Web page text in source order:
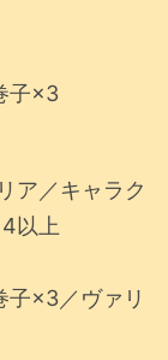
子×3
ア／キャラク
以上
子×3／ヴァリ